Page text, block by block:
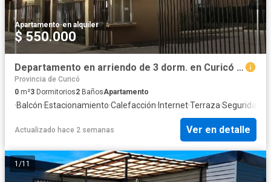
Apartamento·en alquiler
$ 550.000
Departamento en arriendo de 3 dorm. en Curicó (39585)
Provincia de Curicó
0 m²3 Dormitorios2 BañosApartamento
·Balcón·Estacionamiento·Calefacción· Internet·Terraza·Seguridad
Actualizado hace 2 semanas Ver en detalle
1 /11